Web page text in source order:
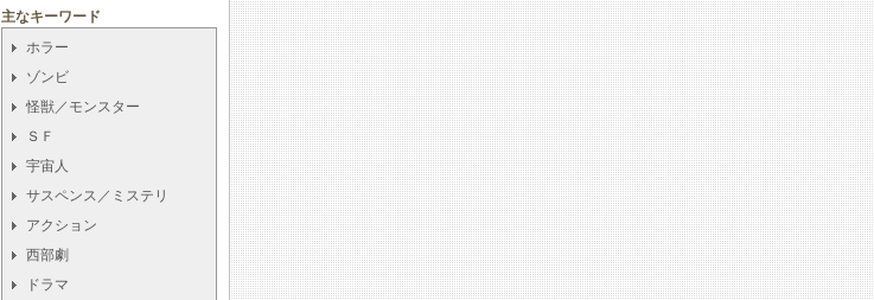
主なキーワード
ホラー
ゾンビ
怪獣／モンスター
ＳＦ
宇宙人
サスペンス／ミステリ
アクション
西部劇
ドラマ